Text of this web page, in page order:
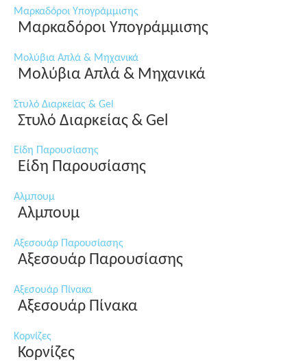
Μαρκαδόροι Υπογράμμισης
Μαρκαδόροι Υπογράμμισης
Μολύβια Απλά & Μηχανικά
Μολύβια Απλά & Μηχανικά
Στυλό Διαρκείας & Gel
Στυλό Διαρκείας & Gel
Είδη Παρουσίασης
Είδη Παρουσίασης
Αλμπουμ
Αλμπουμ
Αξεσουάρ Παρουσίασης
Αξεσουάρ Παρουσίασης
Αξεσουάρ Πίνακα
Αξεσουάρ Πίνακα
Κορνίζες
Κορνίζες